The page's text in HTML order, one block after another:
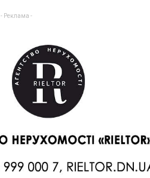
- Реклама -